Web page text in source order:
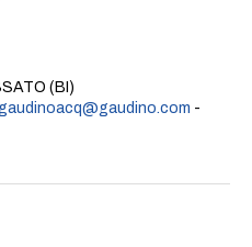
(BI)
gaudinoacq@gaudino.com -